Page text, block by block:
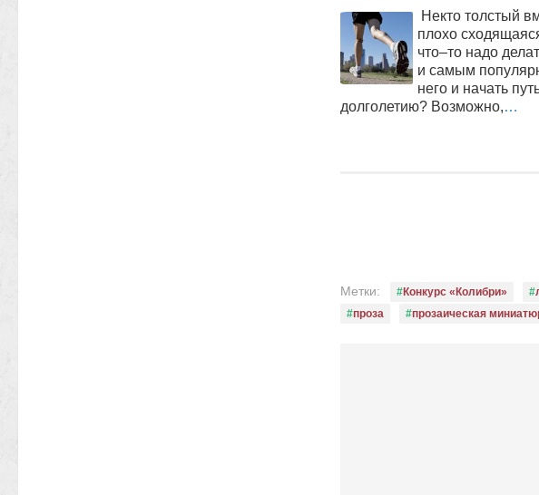
Некто толстый
плохо
что–то надо
и самым
него и начать
долголетию? Возможно,…
Метки: Конкурс «Колибри»
проза
прозаическая